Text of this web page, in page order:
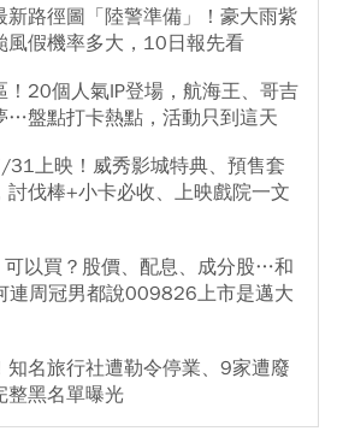
新路徑圖「陸警準備」！豪大雨紫
風假機率多大，10日報先看
！20個人氣IP登場，航海王、哥吉
…盤點打卡熱點，活動只到這天
31上映！威秀影城特典、預售套
伐棒+小卡必收、上映戲院一文
以買？股價、配息、成分股…和
連周冠男都說009826上市是邁大
知名旅行社遭勒令停業、9家遭廢
黑名單曝光